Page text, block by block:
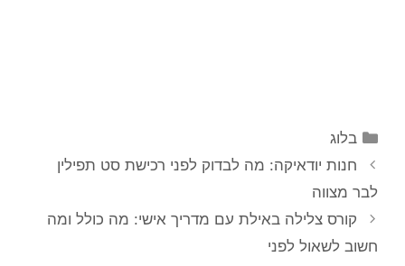
קטגוריות
בלוג
חנות יודאיקה: מה לבדוק לפני רכישת סט תפילין
לבר מצווה
קורס צלילה באילת עם מדריך אישי: מה כולל ומה
חשוב לשאול לפני